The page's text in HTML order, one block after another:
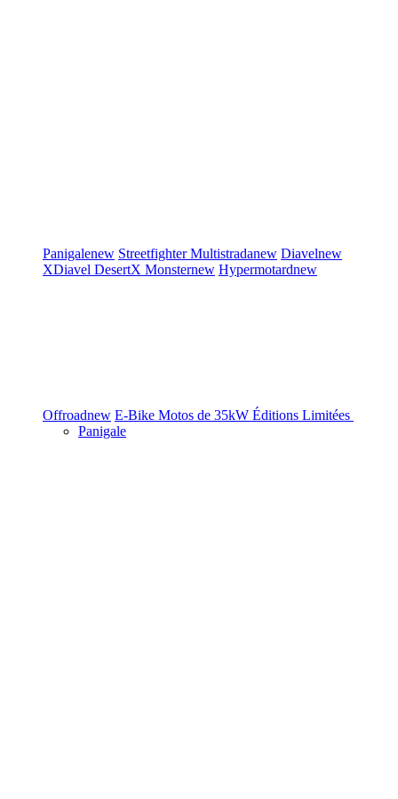
Panigalenew StreetfighterMultistradanew Diavelnew
XDiavel DesertX Monsternew Hypermotardnew
Offroadnew E-Bike Motos de 35kW Éditions Limitées
Panigale